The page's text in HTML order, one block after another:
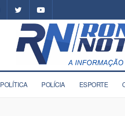
POLÍTICA POLÍCIA ESPORTE